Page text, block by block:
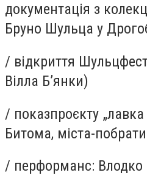
документація з
Бруно Шульца у
/ відкриття
Вілла Б’янки)
/ показпроєкту
Битома, міста-
/ перформанс: